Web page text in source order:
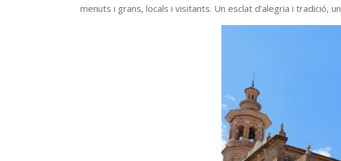
menuts i grans, locals i visitants. Un esclat d’alegria i tradició,